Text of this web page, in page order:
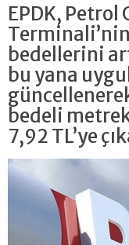
EPDK, Petrol
bedellerini
bu yana
bedeli
7,92 TL’ye